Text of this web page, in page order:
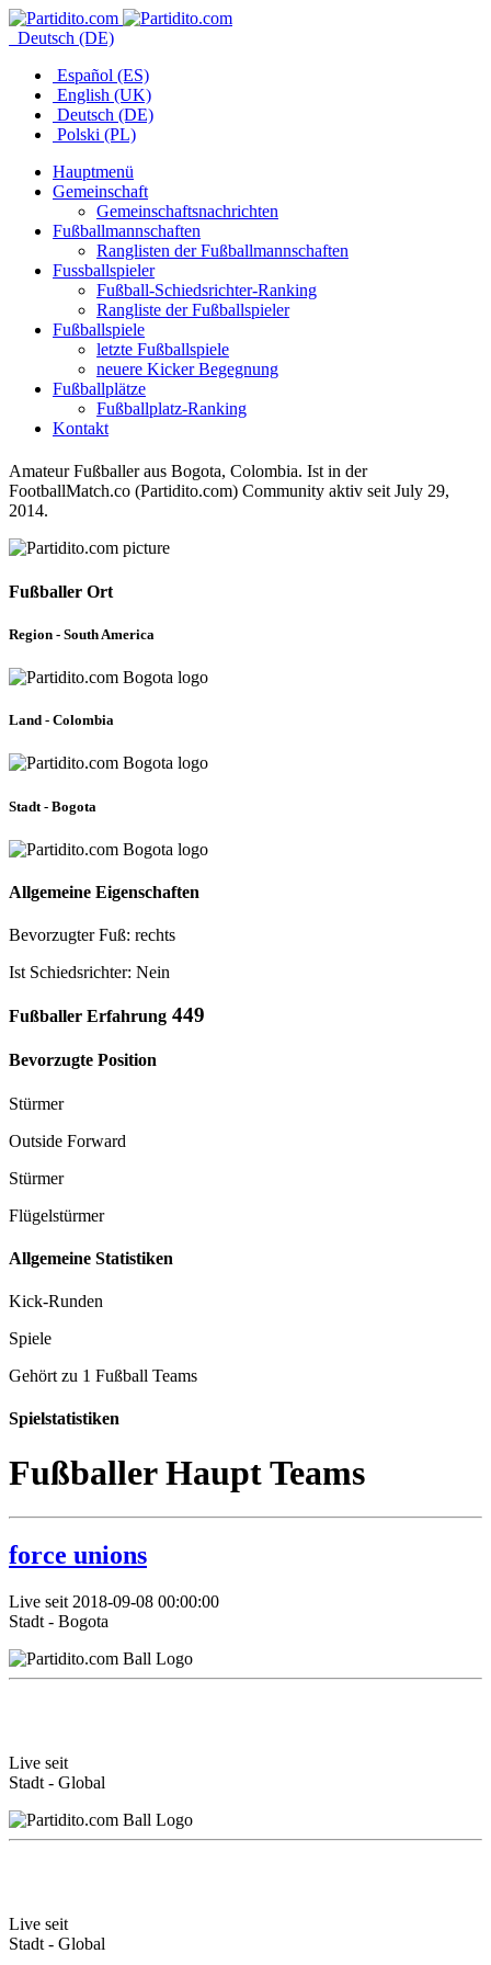
Deutsch (DE)
Español (ES)
English (UK)
Deutsch (DE)
Polski (PL)
Hauptmenü
Gemeinschaft
Gemeinschaftsnachrichten
Fußballmannschaften
Ranglisten der Fußballmannschaften
Fussballspieler
Fußball-Schiedsrichter-Ranking
Rangliste der Fußballspieler
Fußballspiele
letzte Fußballspiele
neuere Kicker Begegnung
Fußballplätze
Fußballplatz-Ranking
Kontakt
Amateur Fußballer aus Bogota, Colombia. Ist in der
FootballMatch.co (Partidito.com) Community aktiv seit July 29,
2014.
Fußballer Ort
Region - South America
Land - Colombia
Stadt - Bogota
Allgemeine Eigenschaften
Bevorzugter Fuß: rechts
Ist Schiedsrichter: Nein
Fußballer Erfahrung 449
Bevorzugte Position
Stürmer
Outside Forward
Stürmer
Flügelstürmer
Allgemeine Statistiken
Kick-Runden
Spiele
Gehört zu 1 Fußball Teams
Spielstatistiken
Fußballer Haupt Teams
force unions
Live seit 2018-09-08 00:00:00
Stadt - Bogota
Live seit
Stadt - Global
Live seit
Stadt - Global